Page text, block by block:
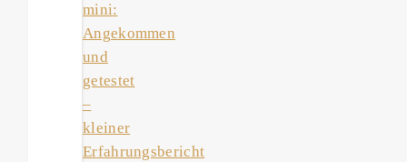
mini:
Angekommen
und
getestet
–
kleiner
Erfahrungsbericht